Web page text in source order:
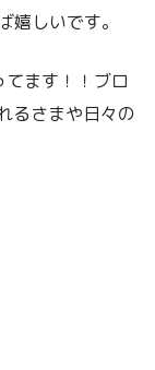
嬉しいです。
ます！！ブロ
るさまや日々の